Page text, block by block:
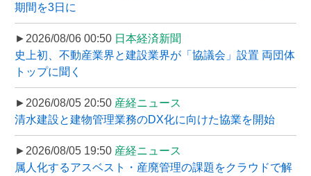
期間を3日に
►2026/08/06 00:50 日本経済新聞
史上初、不動産業界と建設業界が「協議会」設置 両団体
トップに聞く
►2026/08/05 20:50 産経ニュース
清水建設と建物管理業務のDX化に向けた協業を開始
►2026/08/05 19:50 産経ニュース
属人化するアスベスト・産廃管理の課題をクラウドで解